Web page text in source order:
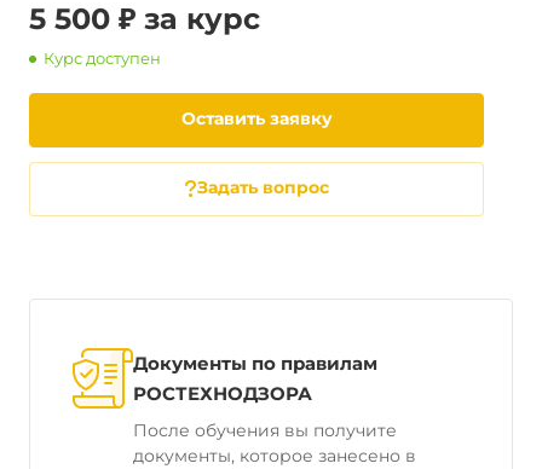
5 500 ₽ за курс
Курс доступен
Оставить заявку
Задать вопрос
Документы по правилам
РОСТЕХНОДЗОРА
После обучения вы получите
документы, которое занесено в